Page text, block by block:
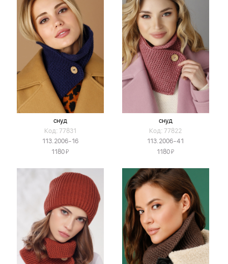
снуд
Код: 77831
113.2006-16
1180Я
снуд
Код: 77822
113.2006-41
1180Я